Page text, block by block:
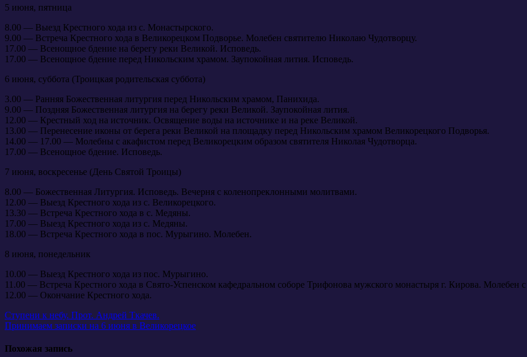
5 июня, пятница
8.00 — Выезд Крестного хода из с. Монастырского.
9.00 — Встреча Крестного хода в Великорецком Подворье. Молебен святителю Николаю Чудотворцу.
17.00 — Всенощное бдение на берегу реки Великой. Исповедь.
17.00 — Всенощное бдение перед Никольским храмом. Заупокойная лития. Исповедь.
6 июня, суббота (Троицкая родительская суббота)
3.00 — Ранняя Божественная литургия перед Никольским храмом, Панихида.
9.00 — Поздняя Божественная литургия на берегу реки Великой. Заупокойная лития.
12.00 — Крестный ход на источник. Освящение воды на источнике и на реке Великой.
13.00 — Перенесение иконы от берега реки Великой на площадку перед Никольским храмом Великорецкого Подворья.
14.00 — 17.00 — Молебны с акафистом перед Великорецким образом святителя Николая Чудотворца.
17.00 — Всенощное бдение. Исповедь.
7 июня, воскресенье (День Святой Троицы)
8.00 — Божественная Литургия. Исповедь. Вечерня с коленопреклонными молитвами.
12.00 — Выезд Крестного хода из с. Великорецкого.
13.30 — Встреча Крестного хода в с. Медяны.
17.00 — Выезд Крестного хода из с. Медяны.
18.00 — Встреча Крестного хода в пос. Мурыгино. Молебен.
8 июня, понедельник
10.00 — Выезд Крестного хода из пос. Мурыгино.
11.00 — Встреча Крестного хода в Свято-Успенском кафедральном соборе Трифонова мужского монастыря г. Кирова. Молебен
12.00 — Окончание Крестного хода.
Навигация
по
записям
Ступени к небу. Прот. Андрей Ткачев.
Принимаем записки на 6 июня в Великорецкое
Похожая запись